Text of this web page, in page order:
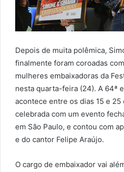
Depois de muita polêmica,
finalmente foram coroadas
mulheres embaixadoras da
nesta quarta-feira (24). A 64ª
acontece entre os dias 15 e 25
celebrada com um evento
em São Paulo, e contou com
e do cantor Felipe Araújo.
O cargo de embaixador vai